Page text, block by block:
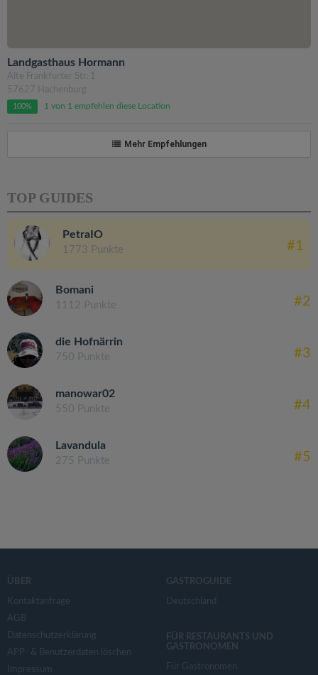
Landgasthaus Hormann
Alte Frankfurter Str. 1
57627 Hachenburg
100% 1 von 1 empfehlen diese Location
Mehr Empfehlungen
TOP GUIDES
PetraIO
1773 Punkte #1
Bomani
1112 Punkte #2
die Hofnärrin
750 Punkte #3
manowar02
550 Punkte #4
Lavandula
275 Punkte #5
ÜBER
Kontaktanfrage
AGB
Datenschutzerklärung
APP- & Benutzerdaten löschen
Impressum
GASTROGUIDE
Deutschland
FÜR RESTAURANTS UND
GASTRONOMEN
Für Gastronomen